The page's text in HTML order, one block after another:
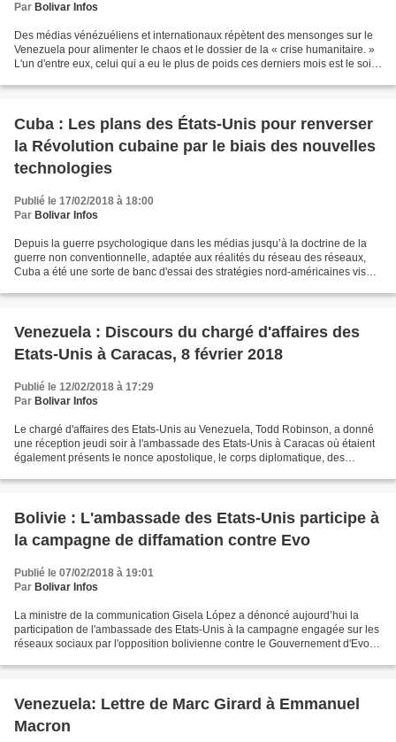
Par Bolivar Infos
Des médias vénézuéliens et internationaux répètent des mensonges sur le
Venezuela pour alimenter le chaos et le dossier de la « crise humanitaire. »
L'un d'entre eux, celui qui a eu le plus de poids ces derniers mois est le soi-
Cuba : Les plans des États-Unis pour renverser
la Révolution cubaine par le biais des nouvelles
technologies
Publié le 17/02/2018 à 18:00
Par Bolivar Infos
Depuis la guerre psychologique dans les médias jusqu’à la doctrine de la
guerre non conventionnelle, adaptée aux réalités du réseau des réseaux,
Cuba a été une sorte de banc d'essai des stratégies nord-américaines visant
Venezuela : Discours du chargé d'affaires des
Etats-Unis à Caracas, 8 février 2018
Publié le 12/02/2018 à 17:29
Par Bolivar Infos
Le chargé d'affaires des Etats-Unis au Venezuela, Todd Robinson, a donné
une réception jeudi soir à l'ambassade des Etats-Unis à Caracas où étaient
également présents le nonce apostolique, le corps diplomatique, des
Bolivie : L'ambassade des Etats-Unis participe à
la campagne de diffamation contre Evo
Publié le 07/02/2018 à 19:01
Par Bolivar Infos
La ministre de la communication Gisela López a dénoncé aujourd’hui la
participation de l'ambassade des Etats-Unis à la campagne engagée sur les
réseaux sociaux par l'opposition bolivienne contre le Gouvernement d'Evo
Venezuela: Lettre de Marc Girard à Emmanuel
Macron